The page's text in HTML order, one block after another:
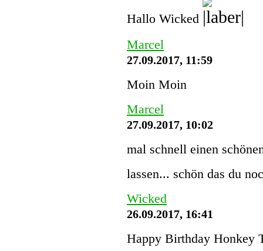
Hallo Wicked
Marcel
27.09.2017, 11:59
Moin Moin
Marcel
27.09.2017, 10:02
mal schnell einen
lassen... schön das du
Wicked
26.09.2017, 16:41
Happy Birthday Honkey